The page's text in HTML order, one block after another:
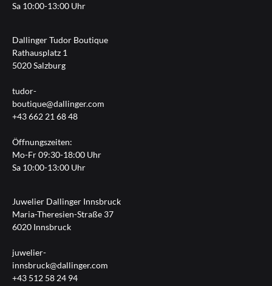
Sa 10:00-13:00 Uhr
Dallinger Tudor Boutique
Rathausplatz 1
5020 Salzburg
tudor-
boutique@dallinger.com
+43 662 21 68 48
Öffnungszeiten:
Mo-Fr 09:30-18:00 Uhr
Sa 10:00-13:00 Uhr
Juwelier Dallinger Innsbruck
Maria-Theresien-Straße 37
6020 Innsbruck
juwelier-
innsbruck@dallinger.com
+43 512 58 24 94